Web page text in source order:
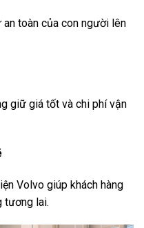
toàn của con người lên
giữ giá tốt và chi phí vận
Volvo giúp khách hàng
tương lai.